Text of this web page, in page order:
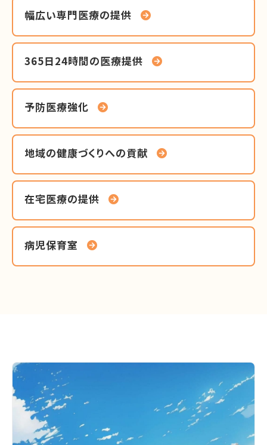
幅広い専門医療の提供
365日24時間の医療提供
予防医療強化
地域の健康づくりへの貢献
在宅医療の提供
病児保育室